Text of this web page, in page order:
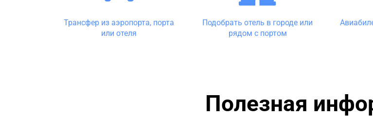
Трансфер из аэропорта, порта
или отеля
Подобрать отель в городе или
рядом с портом
Полезная